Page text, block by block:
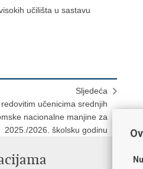
učilišta u sastavu
Sljedeća
učenicima srednjih
nacionalne manjine za
2025./2026. školsku godinu